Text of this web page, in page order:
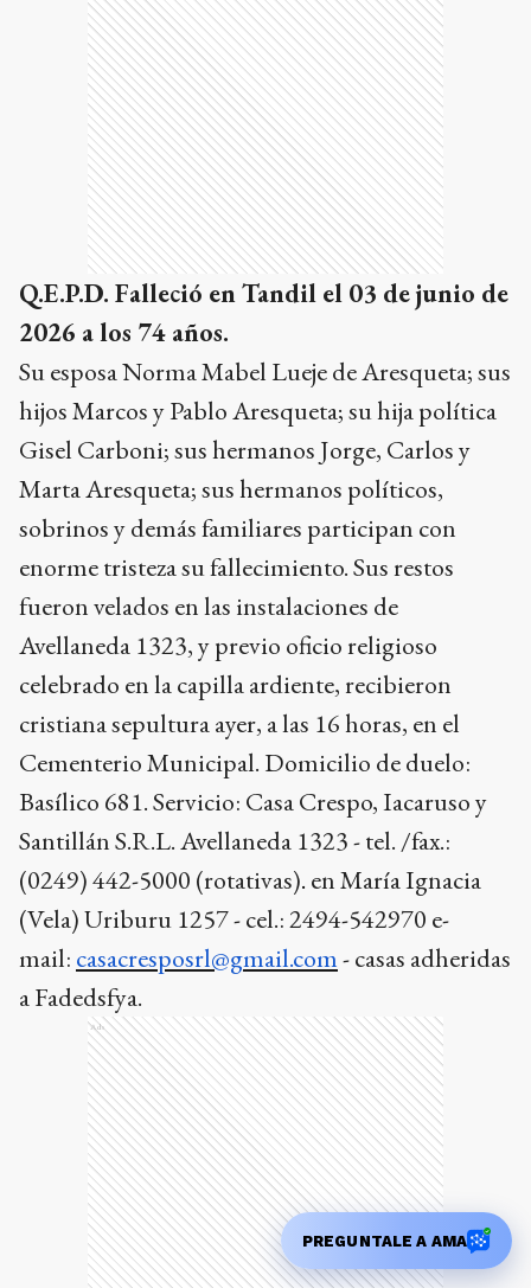
Q.E.P.D. Falleció en Tandil el 03 de junio de
2026 a los 74 años.
Su esposa Norma Mabel Lueje de Aresqueta;sus
hijos Marcos y Pablo Aresqueta;su hija política
Gisel Carboni;sus hermanos Jorge, Carlos y
Marta Aresqueta;sus hermanos políticos,
sobrinos y demás familiares participan con
enorme tristeza su fallecimiento. Sus restos
fueron velados en las instalaciones de
Avellaneda 1323, y previo oficio religioso
celebrado en la capilla ardiente, recibieron
cristiana sepultura ayer, a las 16 horas, en el
Cementerio Municipal. Domicilio de duelo:
Basílico 681. Servicio: Casa Crespo, Iacaruso y
Santillán S.R.L.Avellaneda 1323 - tel. /fax.:
(0249) 442-5000 (rotativas). en María Ignacia
(Vela) Uriburu 1257 - cel.: 2494-542970 e-
mail: casacresposrl@gmail.com- casas adheridas
a Fadedsfya.
Ads
PREGUNTALE A AMA